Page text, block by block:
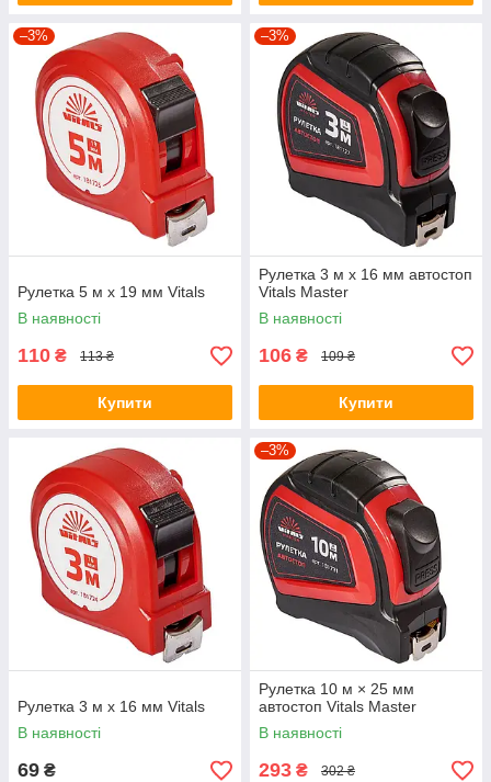
–3%
Рулетка 5 м х 19 мм Vitals
В наявності
110 ₴ 113 ₴
Купити
–3%
Рулетка 3 м х 16 мм автостоп
Vitals Master
В наявності
106 ₴ 109 ₴
Купити
Рулетка 3 м х 16 мм Vitals
В наявності
69 ₴
–3%
Рулетка 10 м × 25 мм
автостоп Vitals Master
В наявності
293 ₴ 302 ₴